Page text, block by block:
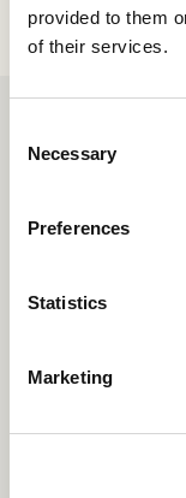
provided to them
of their services.
Necessary
Preferences
Statistics
Marketing